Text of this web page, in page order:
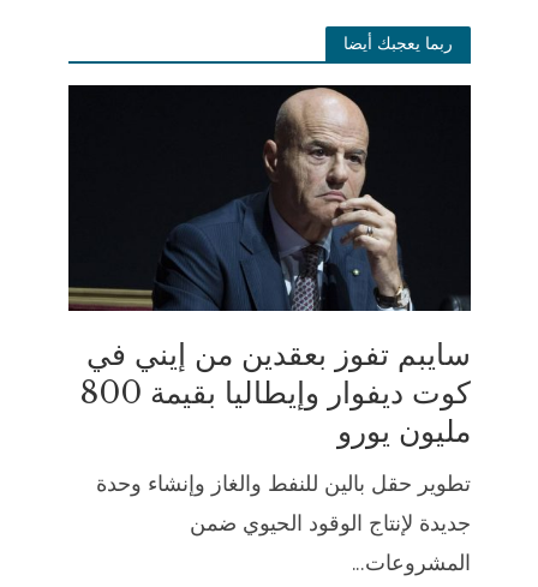
ربما يعجبك أيضا
سايبم تفوز بعقدين من إيني في
كوت ديفوار وإيطاليا بقيمة 800
مليون يورو
تطوير حقل بالين للنفط والغاز وإنشاء وحدة
جديدة لإنتاج الوقود الحيوي ضمن
المشروعات...